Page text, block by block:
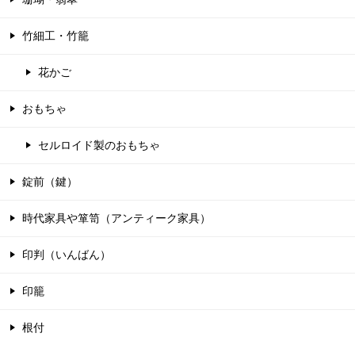
竹細工・竹籠
花かご
おもちゃ
セルロイド製のおもちゃ
錠前（鍵）
時代家具や箪笥（アンティーク家具）
印判（いんばん）
印籠
根付